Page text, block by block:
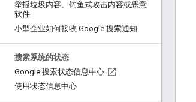
举报垃圾内容、钓鱼式攻击内容或恶意
软件
小型企业如何接收 Google 搜索通知
搜索系统的状态
Google 搜索状态信息中心
使用状态信息中心